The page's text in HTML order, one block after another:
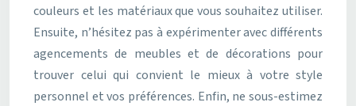
couleurs et les matériaux que vous souhaitez utiliser.
Ensuite, n’hésitez pas à expérimenter avec différents
agencements de meubles et de décorations pour
trouver celui qui convient le mieux à votre style
personnel et vos préférences. Enfin, ne sous-estimez